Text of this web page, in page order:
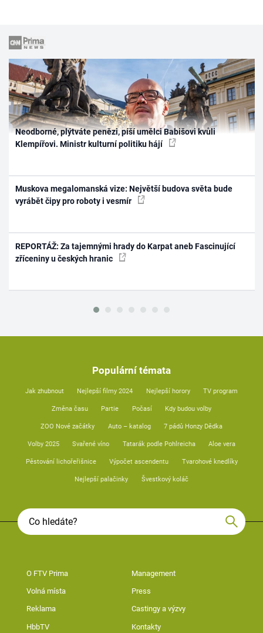
Neodborné, plýtváte penězi, píší umělci Babišovi kvůli
Klempířovi. Ministr kulturní politiku hájí
Muskova megalomanská vize: Největší budova světa bude
vyrábět čipy pro roboty i vesmír
REPORTÁŽ: Za tajemnými hrady do Karpat aneb Fascinující
zříceniny u českých hranic
Populární témata
Jak zhubnout Nejlepší filmy 2024 Nejlepší horory TV program
Změna času Partie Počasí Kdy budou volby
ZOO Nové začátky Auto – katalog 7 pádů Honzy Dědka
Volby 2025 Svařené víno Tatarák podle Pohlreicha Aloe vera
Pěstování lichořeřišnice Výpočet ascendentu Tvarohové knedlíky
Nejlepší palačinky Švestkový koláč
O FTV Prima Management
Volná místa Press
Reklama Castingy a výzvy
HbbTV Kontakty